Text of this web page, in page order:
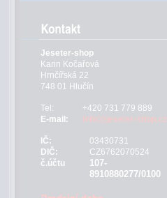
Jeseter-shop
Karin Kočařová
Hrnčířská 22
748 01 Hlučín
Tel:
+420 731 779 889
E-mail:
info@jeseter-shop.cz
IČ:
03430731
DIČ:
CZ6762070524
č.účtu
107-
8910880277/0100